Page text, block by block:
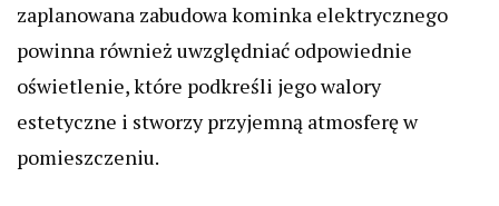
zaplanowana zabudowa kominka elektrycznego
powinna również uwzględniać odpowiednie
oświetlenie, które podkreśli jego walory
estetyczne i stworzy przyjemną atmosferę w
pomieszczeniu.